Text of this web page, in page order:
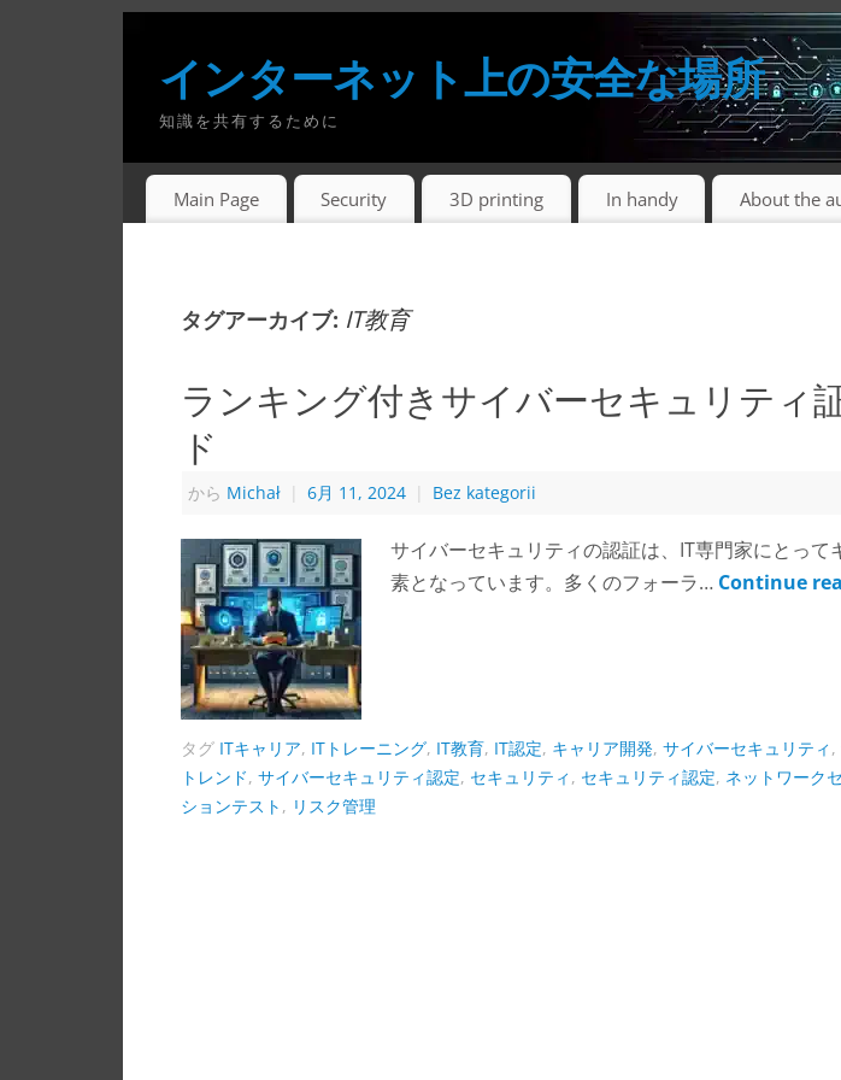
インターネット上の安全な場所
知識を共有するために
Main Page Security 3D printing In handy About the
タグアーカイブ: IT教育
ランキング付きサイバーセキュリティ
ド
から Michał | 6月 11, 2024 | Bez kategorii
サイバーセキュリティの認証は、IT専門家にとって
素となっています。多くのフォーラ… Continue
タグ ITキャリア, ITトレーニング, IT教育, IT認定, キャリア開発, サイバーセキュリティ ,
トレンド, サイバーセキュリティ認定, セキュリティ , セキュリティ認定, ネットワーク
ションテスト , リスク管理